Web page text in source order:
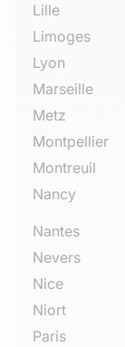
Lille
Limoges
Lyon
Marseille
Metz
Montpellier
Montreuil
Nancy
Nantes
Nevers
Nice
Niort
Paris